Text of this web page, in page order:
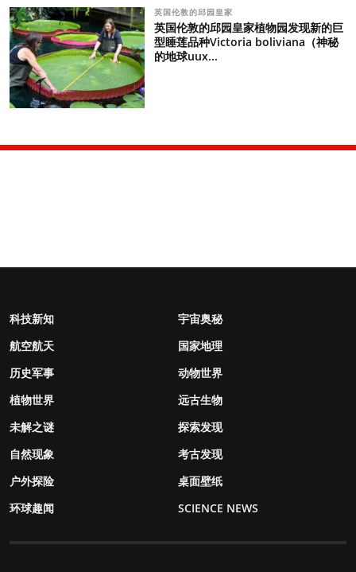
英国伦敦的邱园皇家
英国伦敦的邱园皇家植物园发现新的巨
型睡莲品种Victoria boliviana（神秘
的地球uux...
科技新知
宇宙奥秘
航空航天
国家地理
历史军事
动物世界
植物世界
远古生物
未解之谜
探索发现
自然现象
考古发现
户外探险
桌面壁纸
环球趣闻
SCIENCE NEWS